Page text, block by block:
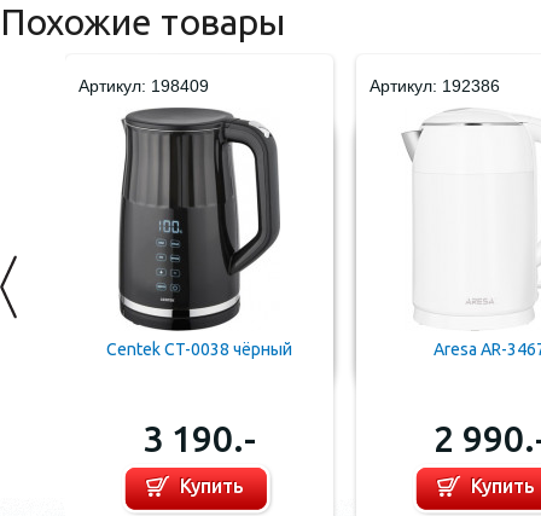
Похожие товары
Артикул: 198409
Centek CT-0038 чёрный
3 190.-
Купить
Артикул: 192386
Aresa AR-
2
Купить